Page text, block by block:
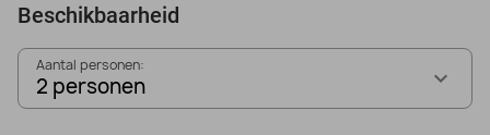
Beschikbaarheid
Aantal personen:
2 personen